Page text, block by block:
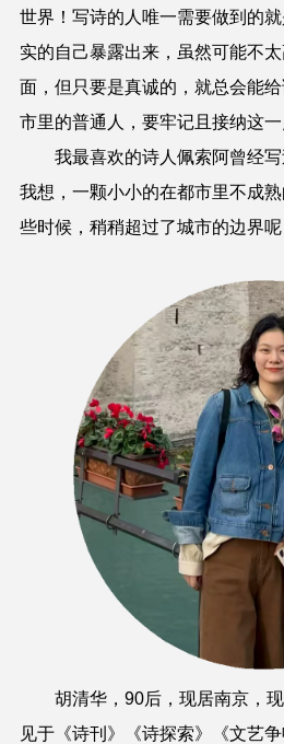
世界！写诗的人唯一需要做到的
实的自己暴露出来，虽然可能不
面，但只要是真诚的，就总会能
市里的普通人，要牢记且接纳这一
我最喜欢的诗人佩索阿曾经
我想，一颗小小的在都市里不成
些时候，稍稍超过了城市的边界呢
胡清华，90后，现居南京，
见于《诗刊》《诗探索》《文艺